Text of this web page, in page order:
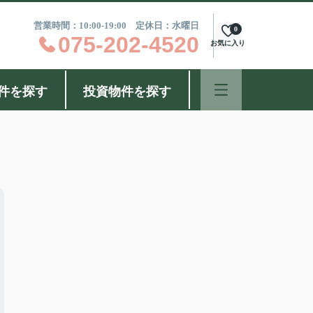
営業時間：10:00-19:00 定休日：水曜日
075-202-4520 お気に入り
0
を探す 投資物件を探す